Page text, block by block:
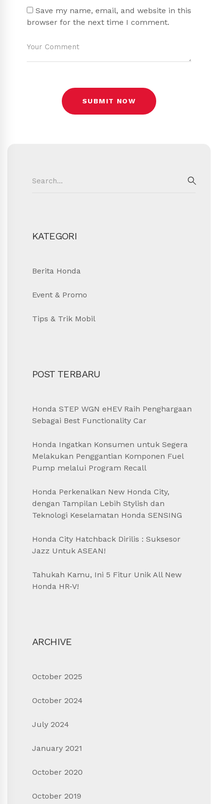
Save my name, email, and website in this
browser for the next time I comment.
for:
KATEGORI
Berita Honda
Event & Promo
Tips & Trik Mobil
POST TERBARU
Honda STEP WGN eHEV Raih Penghargaan
Sebagai Best Functionality Car
Honda Ingatkan Konsumen untuk Segera
Melakukan Penggantian Komponen Fuel
Pump melalui Program Recall
Honda Perkenalkan New Honda City,
dengan Tampilan Lebih Stylish dan
Teknologi Keselamatan Honda SENSING
Honda City Hatchback Dirilis : Suksesor
Jazz Untuk ASEAN!
Tahukah Kamu, Ini 5 Fitur Unik All New
Honda HR-V!
ARCHIVE
October 2025
October 2024
July 2024
January 2021
October 2020
October 2019